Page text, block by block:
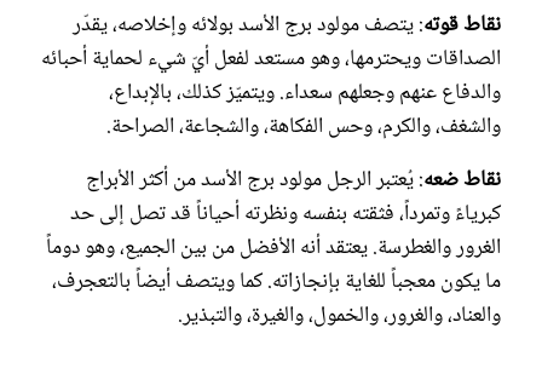
نقاط قوته: يتصف مولود برج الأسد بولائه وإخلاصه، يقدّر
الصداقات ويحترمها، وهو مستعد لفعل أيّ شيء لحماية أحبائه
والدفاع عنهم وجعلهم سعداء. ويتميّز كذلك، بالإبداع،
والشغف، والكرم، وحس الفكاهة، والشجاعة، الصراحة.
نقاط ضعه: يُعتبر الرجل مولود برج الأسد من أكثر الأبراج
كبرياءً وتمرداً، فثقته بنفسه ونظرته أحياناً قد تصل إلى حد
الغرور والغطرسة. يعتقد أنه الأفضل من بين الجميع، وهو دوماً
ما يكون معجباً للغاية بإنجازاته. كما ويتصف أيضاً بالتعجرف،
والعناد، والغرور، والخمول، والغيرة، والتبذير.